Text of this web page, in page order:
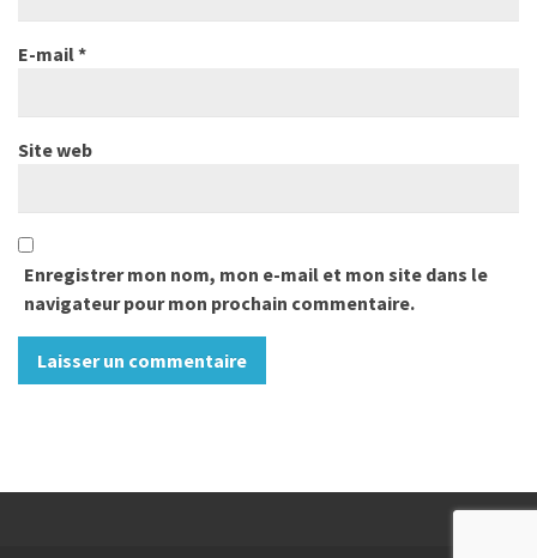
E-mail*
Site web
Enregistrer mon nom, mon e-mail et mon site dans le
navigateur pour mon prochain commentaire.